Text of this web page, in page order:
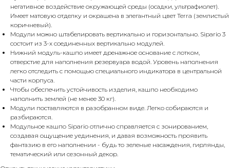
негативное воздействие окружающей среды (осадки, ультрафиолет).
Имеет матовую отделку и окрашена в элегантный цвет Terra (землистый
коричневый).
Модули можно штабелировать вертикально и горизонтально. Sipario 3
состоит из 3-х соединенных вертикально модулей.
Нижний модуль-кашпо имеет дренажное основание с лотком,
отверстие для наполнения резервуара водой. Уровень наполнения
легко отследить с помощью специального индикатора в центральной
части корпуса.
Чтобы обеспечить устойчивость изделия, кашпо необходимо
наполнить землей (не менее 30 кг).
Модули поставляются в разобранном виде. Легко собираются и
разбираются.
Модульное кашпо Sipario отлично справляется с зонированием,
создавая ощущение уединения, и давая возможность проявить
фантазию в его наполнении - будь то зеленые насаждения, гирлянды,
тематический или сезонный декор.